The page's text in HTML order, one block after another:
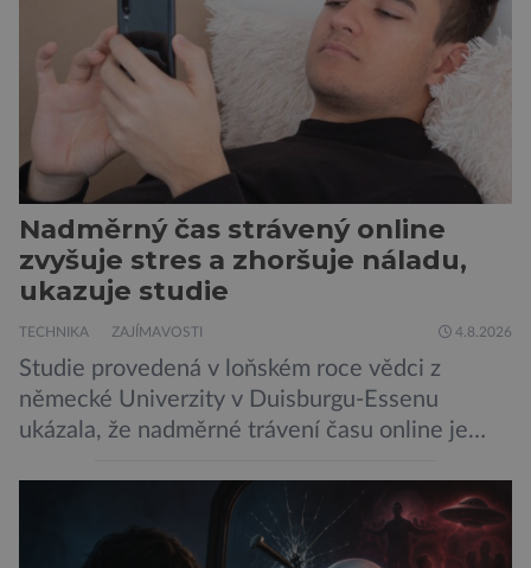
Nadměrný čas strávený online
zvyšuje stres a zhoršuje náladu,
ukazuje studie
TECHNIKA ZAJÍMAVOSTI 4.8.2026
Studie provedená v loňském roce vědci z
německé Univerzity v Duisburgu-Essenu
ukázala, že nadměrné trávení času online je
vede k zanedbávání dalších aktivit. Zúčastnilo
se jí 900 dospělých Němců, kteří uvedli, že se v
posledním roce alespoň jednou zapojili do hraní